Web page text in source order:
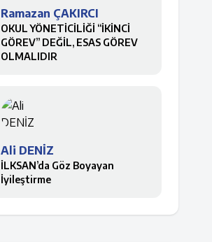
Ramazan ÇAKIRCI
OKUL YÖNETİCİLİĞİ “İKİNCİ
GÖREV” DEĞİL, ESAS GÖREV
OLMALIDIR
Ali DENİZ
İLKSAN’da Göz Boyayan
İyileştirme